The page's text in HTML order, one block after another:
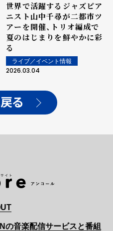
世界で活躍するジャズピア
ニスト山中千尋が二都市ツ
アーを開催、トリオ編成で
夏のはじまりを鮮やかに彩
る
ライブ／イベント情報
2026.03.04
る
の音楽配信サービスと番組